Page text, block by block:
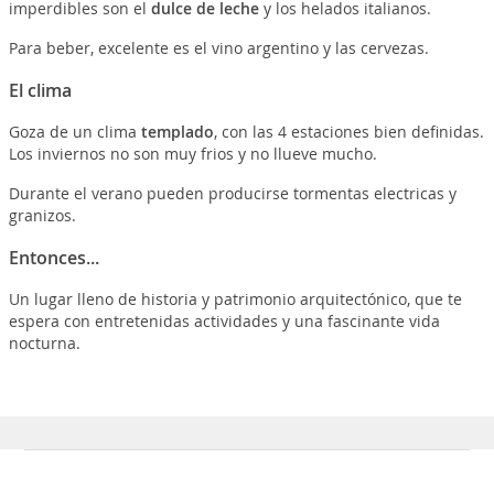
imperdibles son el dulce de lechey los helados italianos.
Para beber, excelente es el vino argentino y las cervezas.
El clima
Goza de un clima templado, con las 4 estaciones bien definidas.
Los inviernos no son muy frios y no llueve mucho.
Durante el verano pueden producirse tormentas electricas y
granizos.
Entonces...
Un lugar lleno de historia y patrimonio arquitectónico, que te
espera con entretenidas actividades y una fascinante vida
nocturna.